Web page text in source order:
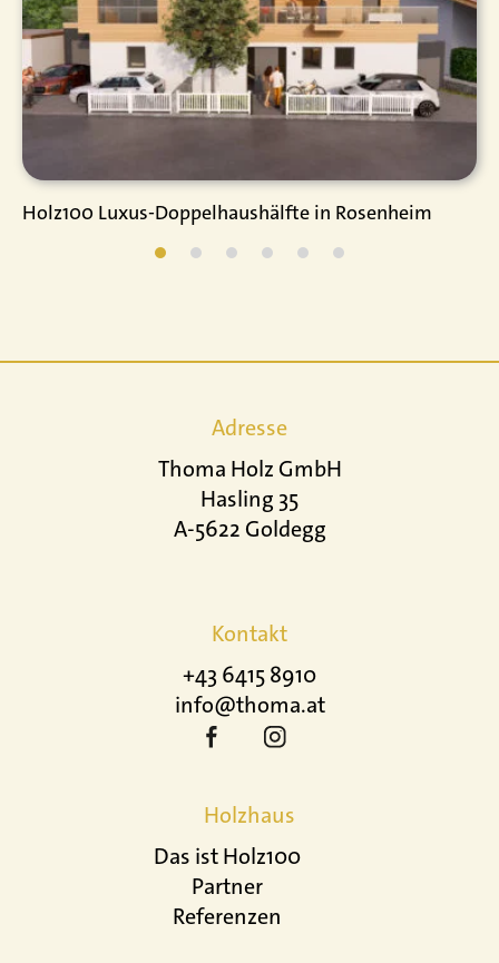
Holz100 Luxus-Doppelhaushälfte in Rosenheim
Adresse
Thoma Holz GmbH
Hasling 35
A-5622 Goldegg
Kontakt
+43 6415 8910
info@thoma.at
Holzhaus
Das ist Holz100
Partner
Referenzen